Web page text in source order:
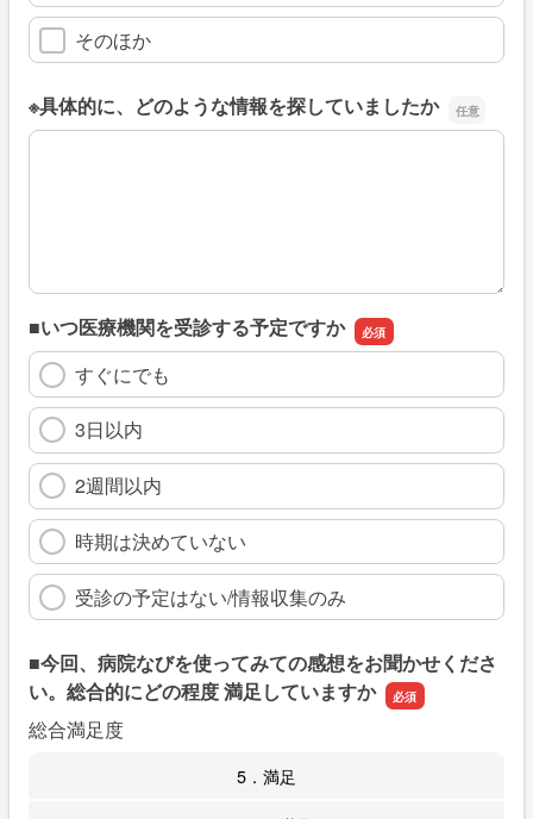
そのほか
※具体的に、どのような情報を探していましたか
※具体的に、どのような情報を探していましたか
■いつ医療機関を受診する予定ですか
すぐにでも
3日以内
2週間以内
時期は決めていない
受診の予定はない/情報収集のみ
■今回、病院なびを使ってみての感想をお聞かせくださ
い。総合的にどの程度 満足していますか
総合満足度
5．満足